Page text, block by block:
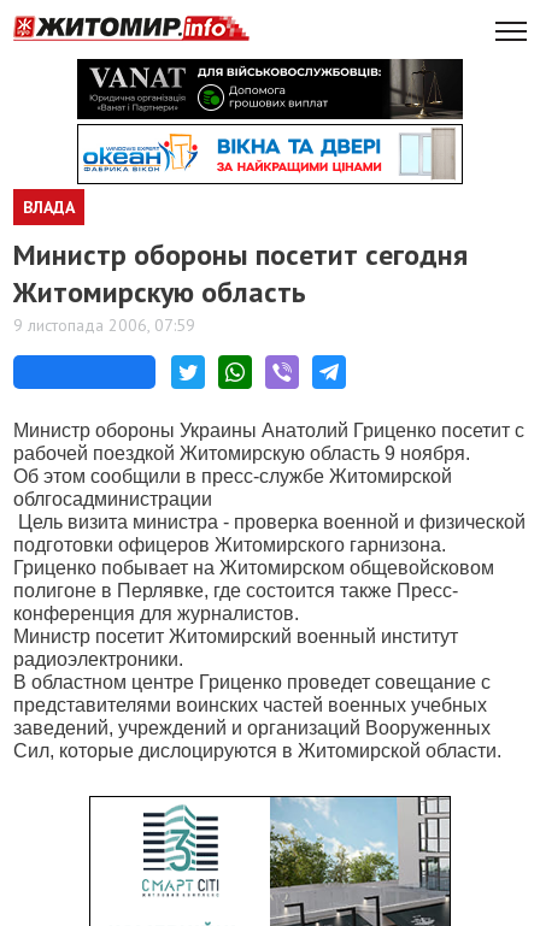
ВЛАДА
Министр обороны посетит сегодня
Житомирскую область
9 листопада 2006, 07:59
Министр обороны Украины Анатолий Гриценко посетит с
рабочей поездкой Житомирскую область 9 ноября.
Об этом сообщили в пресс-службе Житомирской
облгосадминистрации
Цель визита министра - проверка военной и физической
подготовки офицеров Житомирского гарнизона.
Гриценко побывает на Житомирском общевойсковом
полигоне в Перлявке, гдесостоится также Пресс-
конференция для журналистов.
Министр посетит Житомирский военный институт
радиоэлектроники.
В областном центре Гриценко проведет совещание с
представителями воинских частей военных учебных
заведений, учреждений и организаций Вооруженных
Сил, которые дислоцируются в Житомирской области.